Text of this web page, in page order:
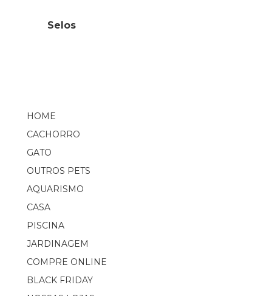
HOME
CACHORRO
GATO
OUTROS PETS
AQUARISMO
CASA
PISCINA
JARDINAGEM
COMPRE ONLINE
BLACK FRIDAY
Selos